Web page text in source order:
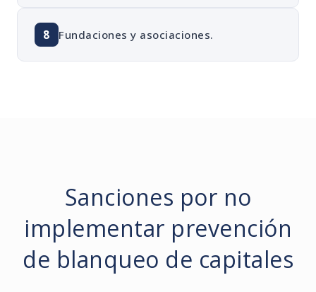
8 Fundaciones y asociaciones.
Sanciones por no
implementar prevención
de blanqueo de capitales